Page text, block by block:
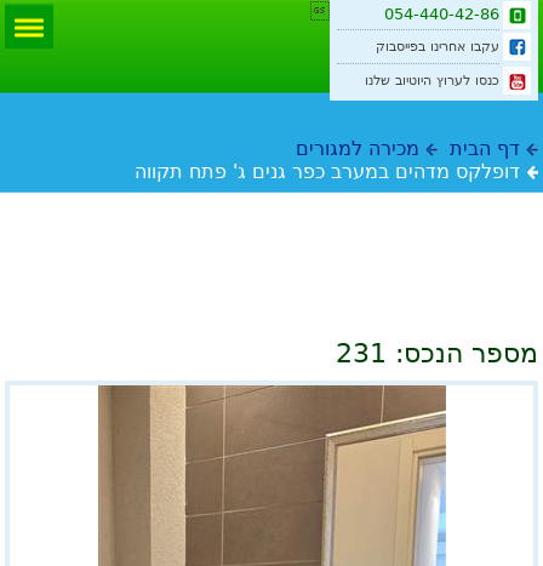
054-440-42-86
עקבו אחרינו בפייסבוק
כנסו לערוץ היוטיוב שלנו
דף הבית
מכירה למגורים
דופלקס מדהים במערב כפר גנים ג' פתח תקווה
מספר הנכס: 231